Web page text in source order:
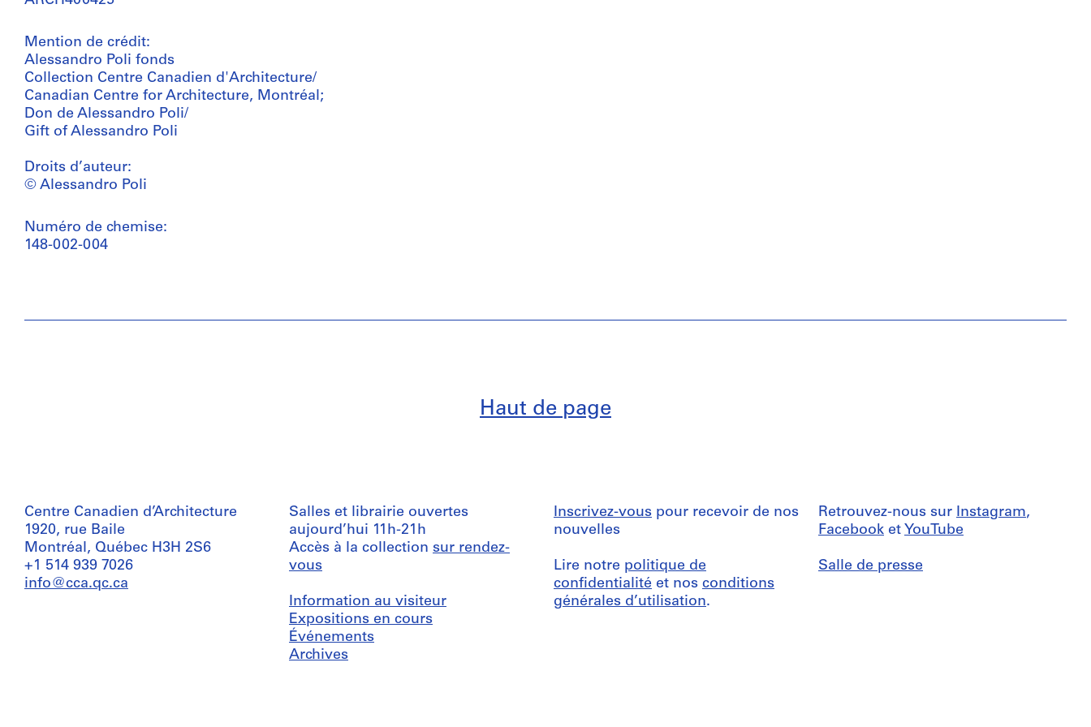
Mention de crédit:
Alessandro Poli fonds
Collection Centre Canadien d'Architecture/
Canadian Centre for Architecture, Montréal;
Don de Alessandro Poli/
Gift of Alessandro Poli
Droits d’auteur:
© Alessandro Poli
Numéro de chemise:
148-002-004
Haut de page
Centre Canadien d’Architecture
1920, rue Baile
Montréal, Québec H3H 2S6
+1 514 939 7026
info@cca.qc.ca
Salles et librairie ouvertes
aujourd’hui 11h-21h
Accès à la collection sur rendez-
vous
Information au visiteur
Expositions en cours
Événements
Archives
Inscrivez-vous pour recevoir de nos
nouvelles
Lire notre politique de
confidentialité et nos conditions
générales d’utilisation.
Retrouvez-nous sur Instagram,
Facebook et YouTube
Salle de presse